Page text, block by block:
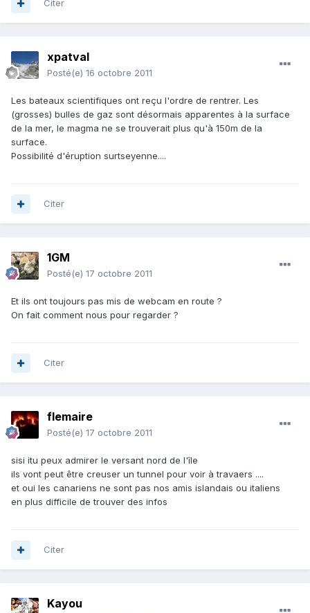
Citer
xpatval
Posté(e) 16 octobre 2011
Les bateaux scientifiques ont reçu l'ordre de rentrer. Les
(grosses) bulles de gaz sont désormais apparentes à la surface
de la mer, le magma ne se trouverait plus qu'à 150m de la
surface.
Possibilité d'éruption surtseyenne....
Citer
1GM
Posté(e) 17 octobre 2011
Et ils ont toujours pas mis de webcam en route ?
On fait comment nous pour regarder ?
Citer
flemaire
Posté(e) 17 octobre 2011
sisi itu peux admirer le versant nord de l'île
ils vont peut être creuser un tunnel pour voir à travaers ....
et oui les canariens ne sont pas nos amis islandais ou italiens
en plus difficile de trouver des infos
Citer
Kayou